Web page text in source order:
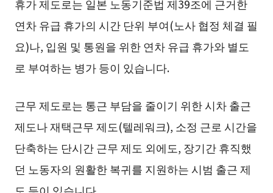
휴가 제도로는 일본 노동기준법 제39조에 근거한
연차 유급 휴가의 시간 단위 부여(노사 협정 체결 필
요)나, 입원 및 통원을 위한 연차 유급 휴가와 별도
로 부여하는 병가 등이 있습니다.
근무 제도로는 통근 부담을 줄이기 위한 시차 출근
제도나 재택근무 제도(텔레워크), 소정 근로 시간을
단축하는 단시간 근무 제도 외에도, 장기간 휴직했
던 노동자의 원활한 복귀를 지원하는 시범 출근 제